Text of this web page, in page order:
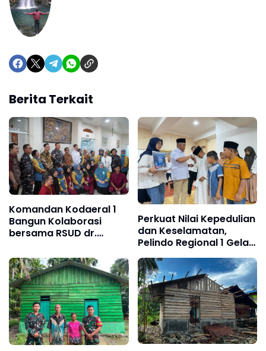
Berita Terkait
Komandan Kodaeral 1
Bangun Kolaborasi
bersama RSUD dr.
Perkuat Nilai Kepedulian
dan Keselamatan,
Pelindo Regional 1 Gelar
Pengajian, Doa
Bersama, dan Santunan
Anak Yatim Piatu